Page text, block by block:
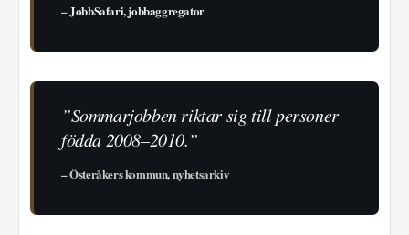
–JobbSafari, jobbaggregator
”Sommarjobben riktar sig till personer
födda 2008–2010.”
– Österåkers kommun, nyhetsarkiv